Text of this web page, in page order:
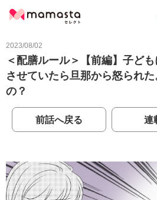
2023/08/02
＜配膳ルール＞【前編】子ど
させていたら旦那から怒られ
の？
前話へ戻る 連